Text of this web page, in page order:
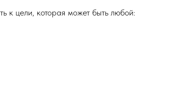
к цели, которая может быть любой: